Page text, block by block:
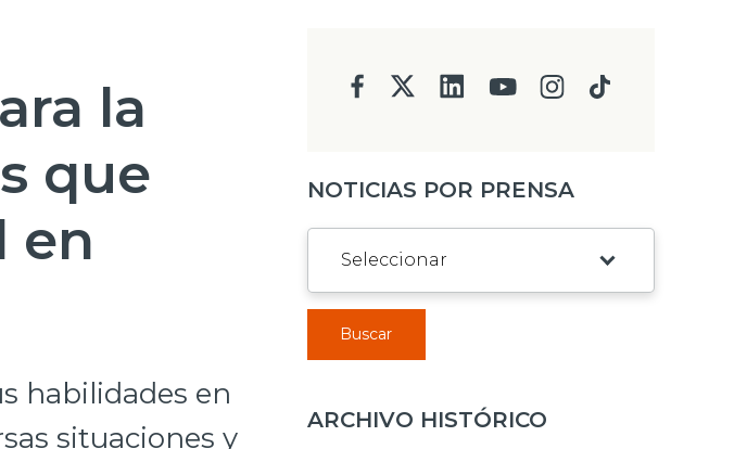
la
que
en
habilidades en
situaciones y
NOTICIAS POR PRENSA
Buscar
ARCHIVO HISTÓRICO